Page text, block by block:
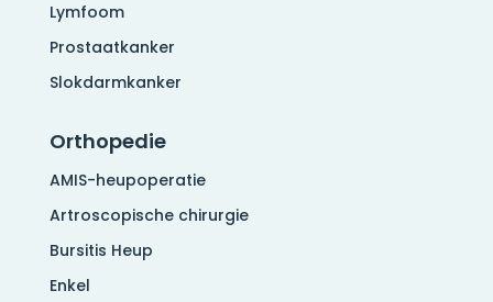
Lymfoom
Prostaatkanker
Slokdarmkanker
Orthopedie
AMIS-heupoperatie
Artroscopische chirurgie
Bursitis Heup
Enkel